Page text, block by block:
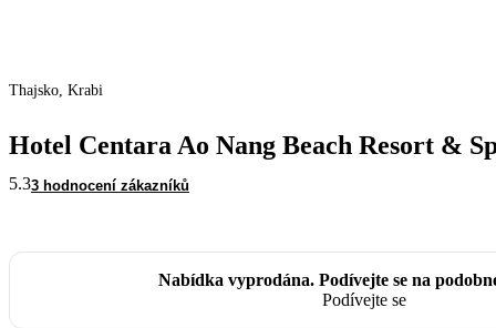
Thajsko, Krabi
Hotel Centara Ao Nang Beach Resort &
5.33 hodnocení zákazníků
Nabídka vyprodána. Podívejte se na
Podívejte se